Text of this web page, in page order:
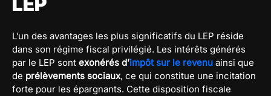
L’un des avantages les plus significatifs du LEP réside
dans son régime fiscal privilégié. Les intérêts générés
par le LEP sont exonérés d’impôt sur le revenu ainsi que
de prélèvements sociaux, ce qui constitue une incitation
forte pour les épargnants. Cette disposition fiscale